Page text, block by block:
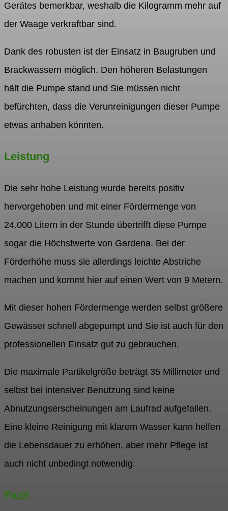
Gerätes bemerkbar, weshalb die Kilogramm mehr auf
der Waage verkraftbar sind.
Dank des robusten ist der Einsatz in Baugruben und
Brackwassern möglich. Den höheren Belastungen
hält die Pumpe stand und Sie müssen nicht
befürchten, dass die Verunreinigungen dieser Pumpe
etwas anhaben könnten.
Leistung
Die sehr hohe Leistung wurde bereits positiv
hervorgehoben und mit einer Fördermenge von
24.000 Litern in der Stunde übertrifft diese Pumpe
sogar die Höchstwerte von Gardena. Bei der
Förderhöhe muss sie allerdings leichte Abstriche
machen und kommt hier auf einen Wert von 9 Metern.
Mit dieser hohen Fördermenge werden selbst größere
Gewässer schnell abgepumpt und Sie ist auch für den
professionellen Einsatz gut zu gebrauchen.
Die maximale Partikelgröße beträgt 35 Millimeter und
selbst bei intensiver Benutzung sind keine
Abnutzungserscheinungen am Laufrad aufgefallen.
Eine kleine Reinigung mit klarem Wasser kann helfen
die Lebensdauer zu erhöhen, aber mehr Pflege ist
auch nicht unbedingt notwendig.
Fazit